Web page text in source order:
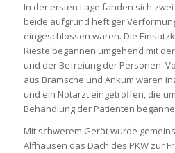
In der ersten Lage fanden sich
beide aufgrund heftiger
eingeschlossen waren. Die
Rieste begannen umgehend mit
und der Befreiung der Personen.
aus Bramsche und Ankum waren
und ein Notarzt eingetroffen, die
Behandlung der Patienten
Mit schwerem Gerät wurde
Alfhausen das Dach des PKW zur